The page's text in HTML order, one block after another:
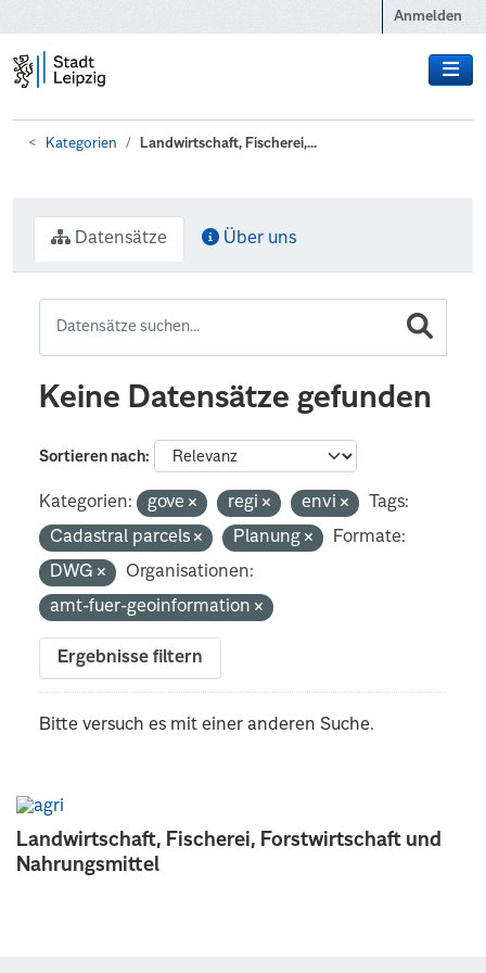
Anmelden
Kategorien Landwirtschaft, Fischerei,...
Landwirtschaft, Fischerei, Forstwirtschaft und
Nahrungsmittel
Datensätze Über uns
Keine Datensätze gefunden
Sortieren nach
Kategorien: gove regi envi
Tags:
Cadastral parcels
Planung
Formate:
DWG
Organisationen:
amt-fuer-geoinformation
Ergebnisse filtern
Bitte versuch es mit einer anderen Suche.